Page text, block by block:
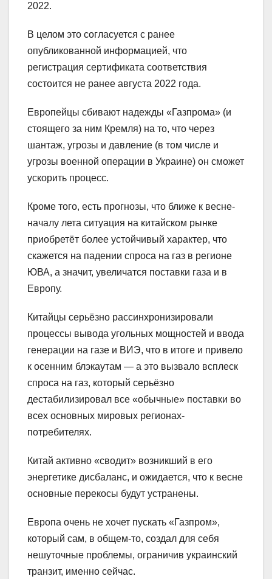
2022.
В целом это согласуется с ранее
опубликованной информацией, что
регистрация сертификата соответствия
состоится не ранее августа 2022 года.
Европейцы сбивают надежды «Газпрома» (и
стоящего за ним Кремля) на то, что через
шантаж, угрозы и давление (в том числе и
угрозы военной операции в Украине) он сможет
ускорить процесс.
Кроме того, есть прогнозы, что ближе к весне-
началу лета ситуация на китайском рынке
приобретёт более устойчивый характер, что
скажется на падении спроса на газ в регионе
ЮВА, а значит, увеличатся поставки газа и в
Европу.
Китайцы серьёзно рассинхронизировали
процессы вывода угольных мощностей и ввода
генерации на газе и ВИЭ, что в итоге и привело
к осенним блэкаутам — а это вызвало всплеск
спроса на газ, который серьёзно
дестабилизировал все «обычные» поставки во
всех основных мировых регионах-
потребителях.
Китай активно «сводит» возникший в его
энергетике дисбаланс, и ожидается, что к весне
основные перекосы будут устранены.
Европа очень не хочет пускать «Газпром»,
который сам, в общем-то, создал для себя
нешуточные проблемы, ограничив украинский
транзит, именно сейчас.